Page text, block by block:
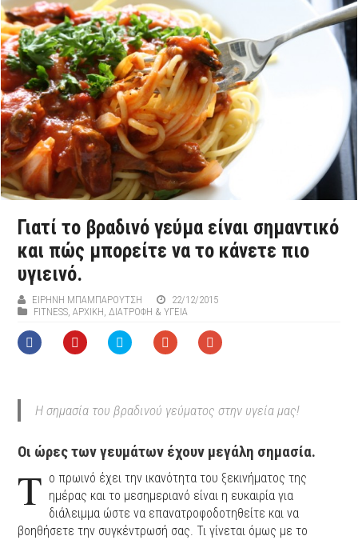
Γιατί το βραδινό γεύμα είναι σημαντικό
και πώς μπορείτε να το κάνετε πιο
υγιεινό.
ΕΙΡΉΝΗ ΜΠΑΜΠΑΡΟΎΤΣΗ
22/12/2015
FITNESS,ΑΡΧΙΚΉ,ΔΙΑΤΡΟΦΗ & ΥΓΕΙΑ
Η σημασία του βραδινού γεύματος στην υγεία μας!
Οι ώρες των γευμάτων έχουν μεγάλη σημασία.
Τ ο πρωινό έχει την ικανότητα του ξεκινήματος της
ημέρας και το μεσημεριανό είναι η ευκαιρία για
διάλειμμα ώστε να επανατροφοδοτηθείτε και να
βοηθήσετε την συγκέντρωσή σας. Τι γίνεται όμως με το